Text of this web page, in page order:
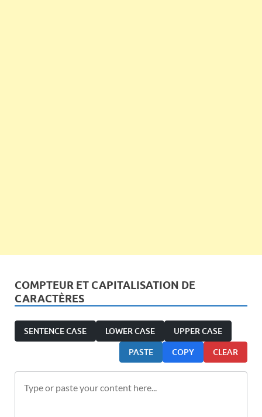
COMPTEUR ET CAPITALISATION DE
CARACTÈRES
SENTENCE CASE LOWER CASE UPPER CASE
PASTE COPY CLEAR